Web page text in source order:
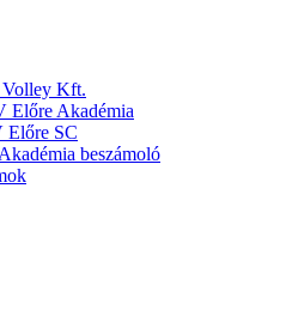
Kft.
Akadémia
SC
beszámoló